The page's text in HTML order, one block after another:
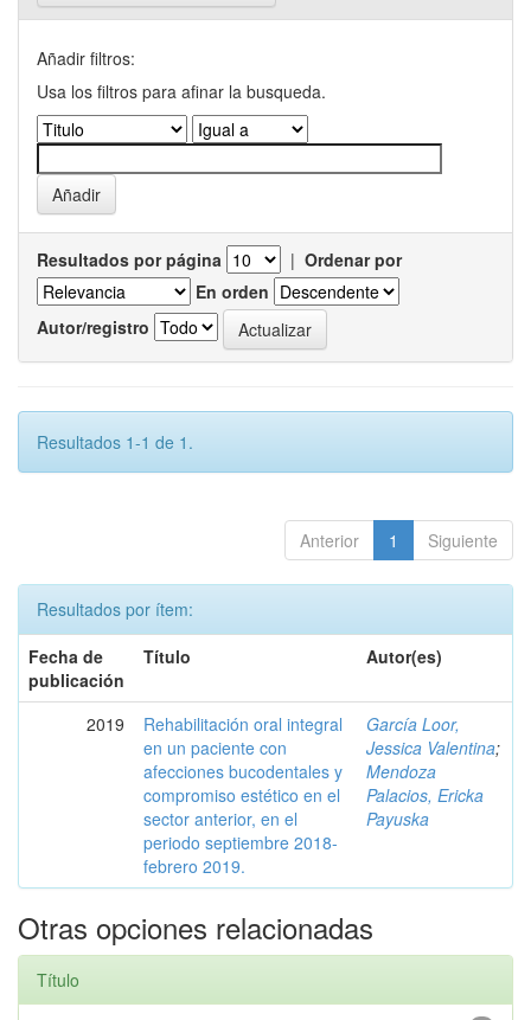
Añadir filtros:
Usa los filtros para afinar la busqueda.
Resultados por página | Ordenar por
En orden
Autor/registro
Resultados 1-1 de 1.
Anterior 1 Siguiente
Resultados por ítem:
Fecha de
publicación
Título Autor(es)
2019
Rehabilitación oral integral
en un paciente con
afecciones bucodentales y
compromiso estético en el
sector anterior, en el
periodo septiembre 2018-
febrero 2019.
García Loor,
Jessica Valentina;
Mendoza
Palacios, Ericka
Payuska
Otras opciones relacionadas
Título